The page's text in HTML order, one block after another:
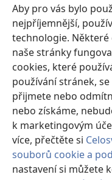
Aby pro vás bylo
nejpříjemnější,
technologie.
naše stránky
cookies, které
používání stránek,
přijmete nebo
nebo získáme,
k marketingovým
více, přečtěte si
souborů cookie a
nastavení si můžete
nové
okno) ONLINE KNIHOVNA
(otevřeno
nové
okno)JW Hub®
(otevřeno
nové
okno)JW Library ®
Watchtower Library
Copyright© 2026 Watch